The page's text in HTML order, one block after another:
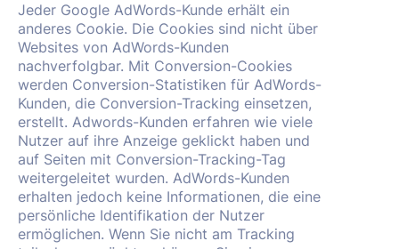
Jeder Google AdWords-Kunde erhält ein
anderes Cookie. Die Cookies sind nicht über
Websites von AdWords-Kunden
nachverfolgbar. Mit Conversion-Cookies
werden Conversion-Statistiken für AdWords-
Kunden, die Conversion-Tracking einsetzen,
erstellt. Adwords-Kunden erfahren wie viele
Nutzer auf ihre Anzeige geklickt haben und
auf Seiten mit Conversion-Tracking-Tag
weitergeleitet wurden. AdWords-Kunden
erhalten jedoch keine Informationen, die eine
persönliche Identifikation der Nutzer
ermöglichen. Wenn Sie nicht am Tracking